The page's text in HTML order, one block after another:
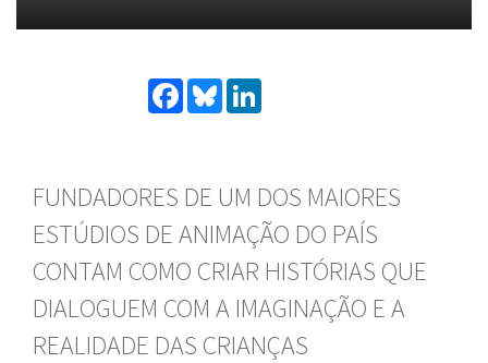
Facebook
Bluesky
FUNDADORES DE UM DOS MAIORES
ESTÚDIOS DE ANIMAÇÃO DO PAÍS
CONTAM COMO CRIAR HISTÓRIAS QUE
DIALOGUEM COM A IMAGINAÇÃO E A
REALIDADE DAS CRIANÇAS